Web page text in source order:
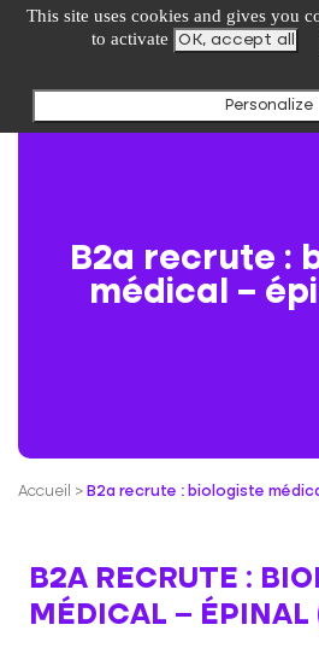
B2a recrute :
médical –
Accueil > B2a recrute : biologiste
B2A RECRUTE :
MÉDICAL – ÉPINAL
undefined
This site uses cookies and gives you
to activate
OK, accept all
Personalize